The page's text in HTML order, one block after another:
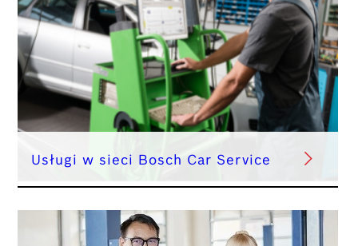
Usługi w sieci Bosch Car Service